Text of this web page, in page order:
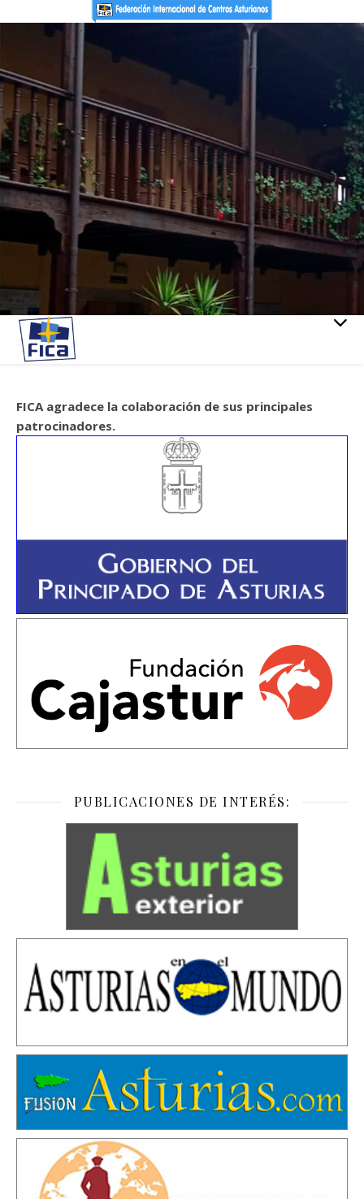
FICA agradece la colaboración de sus principales
patrocinadores.
PUBLICACIONES DE INTERÉS: